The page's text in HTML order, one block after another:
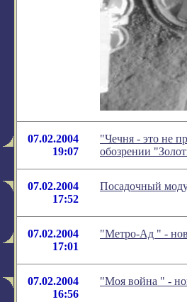
07.02.2004
19:07
"Чечня - это не
обозрении
07.02.2004
17:52
Посадочный
07.02.2004
17:01
"Метро-Ад " -
07.02.2004
16:56
"Моя война " -